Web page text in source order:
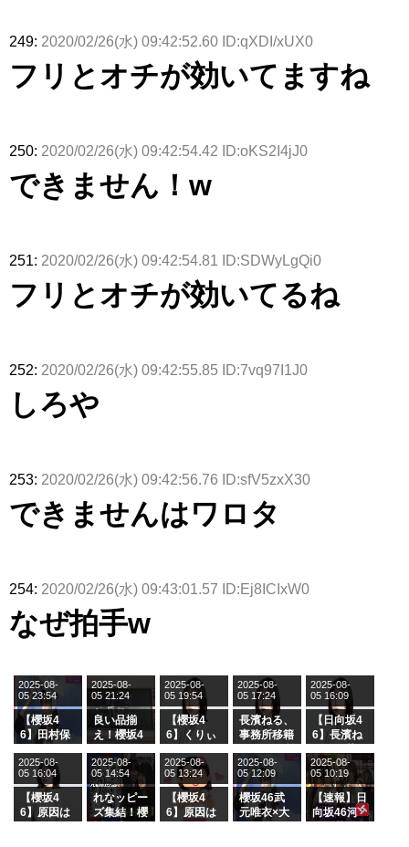
249: 2020/02/26(水) 09:42:52.60 ID:qXDI/xUX0
フリとオチが効いてますね
250: 2020/02/26(水) 09:42:54.42 ID:oKS2I4jJ0
できません！w
251: 2020/02/26(水) 09:42:54.81 ID:SDWyLgQi0
フリとオチが効いてるね
252: 2020/02/26(水) 09:42:55.85 ID:7vq97I1J0
しろや
253: 2020/02/26(水) 09:42:56.76 ID:sfV5zxX30
できませんはワロタ
254: 2020/02/26(水) 09:43:01.57 ID:Ej8ICIxW0
なぜ拍手w
【櫻坂4
6】田村保
ージを脱い
でいた理由
2025-08-
05 23:54
良い品揃
え！櫻坂4
グル『Mak
e or Brea
k』オフィ
シャルグッ
ズ絶賛販売
2025-08-
05 21:24
【櫻坂4
6】くりぃ
の2人を手
玉に取る大
沼晶保【く
りぃむナン
タラ】
2025-08-
05 19:54
長濱ねる、
事務所移籍
属を発表
2025-08-
05 17:24
【日向坂4
6】長濱ね
ら移籍しフ
ラーム所属
に。これで
事務所に所
属している
2025-08-
05 16:09
【櫻坂4
6】原因は
2025-08-
05 16:04
れなッピー
ズ集結！櫻
2025-08-
05 14:54
【櫻坂4
6】原因は
2025-08-
05 13:24
櫻坂46武
元唯衣×大
2025-08-
05 12:09
【速報】日
向坂46河
2025-08-
05 10:19